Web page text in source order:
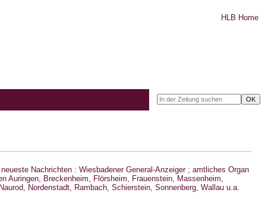
HLB Home
Nachrichten : Wiesbadener General-Anzeiger ; amtliches Organ
Auringen, Breckenheim, Flörsheim, Frauenstein, Massenheim,
Nordenstadt, Rambach, Schierstein, Sonnenberg, Wallau u.a.